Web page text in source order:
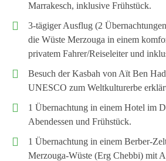
Marrakesch, inklusive Frühstück.
3-tägiger Ausflug (2
die Wüste Merzouga in einem
privatem Fahrer/Reiseleiter und
Besuch der Kasbah von Aït Ben
UNESCO zum Weltkulturerbe
1 Übernachtung in einem Hotel im
Abendessen und Frühstück.
1 Übernachtung in einem Berber-
Merzouga-Wüste (Erg Chebbi) mit